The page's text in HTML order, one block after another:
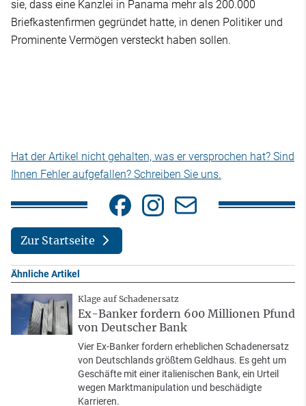
sie, dass eine Kanzlei in Panama mehr als 200.000
Briefkastenfirmen gegründet hatte, in denen Politiker und
Prominente Vermögen versteckt haben sollen.
Hat der Artikel nicht gehalten, was er versprochen hat? Sind
Ihnen Fehler aufgefallen? Schreiben Sie uns.
Zur Startseite
Ähnliche Artikel
Klage auf Schadenersatz
Ex-Banker fordern 600 Millionen Pfund
von Deutscher Bank
Vier Ex-Banker fordern erheblichen Schadenersatz
von Deutschlands größtem Geldhaus. Es geht um
Geschäfte mit einer italienischen Bank, ein Urteil
wegen Marktmanipulation und beschädigte
Karrieren.